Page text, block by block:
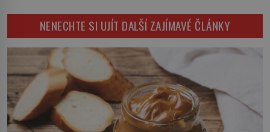
dokáže příroda a napovídá, kde
bychom jednou […]
energie. Právě na tu se zaměří
pozornost dvojice zkušených
astronomů. Namísto ní ale objeví
něco mnohem hmatatelnějšího.
Naprosto rekordní kometu!
Astronomové Pedro Bernardinelli a
Gary Bernstein mravenčí prací
zkoumají archivní snímky v rámci
Průzkumu temné energie […]
NENECHTE SI UJÍT DALŠÍ ZAJÍMAVÉ ČLÁNKY